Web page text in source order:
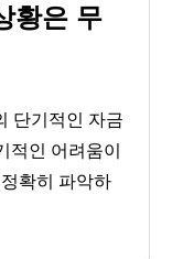
황은 무
단기적인 자금
적인 어려움이
확히 파악하